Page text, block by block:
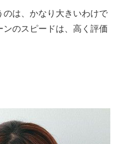
は、かなり大きいわけで
のスピードは、高く評価